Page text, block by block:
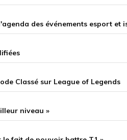
Classé sur League of Legends
niveau »